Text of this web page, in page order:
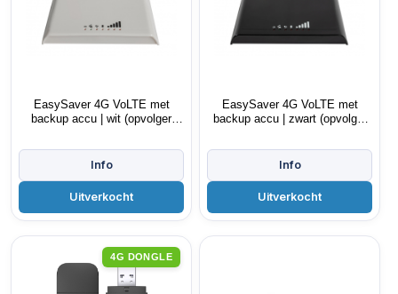
EasySaver 4G VoLTE met
backup accu | wit (opvolger
EasySaver 4G VoLTE met
backup accu | zwart (opvolger
4G DONGLE